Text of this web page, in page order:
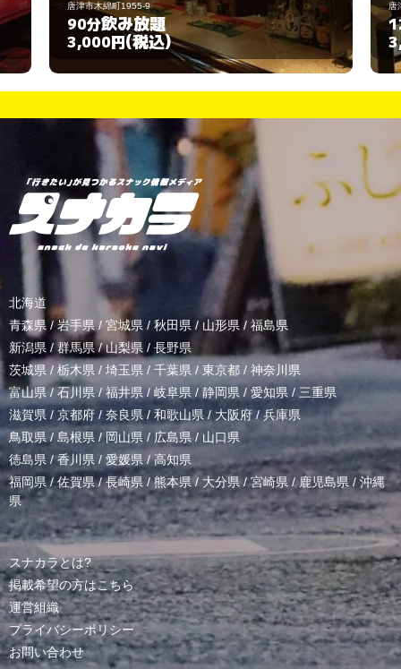
唐津市中町1838-3
120分飲み放題
3,000円(税込)
北海道
青森県 / 岩手県/ 宮城県 / 秋田県 / 山形県/ 福島県
新潟県 /群馬県/山梨県 / 長野県
茨城県 / 栃木県 / 埼玉県 / 千葉県 / 東京都 / 神奈川県
富山県 /石川県/福井県/岐阜県 / 静岡県 / 愛知県 / 三重県
滋賀県 / 京都府 / 奈良県 / 和歌山県/ 大阪府 /兵庫県
鳥取県/ 島根県 /岡山県/ 広島県 / 山口県
徳島県 /香川県 / 愛媛県/高知県
福岡県/佐賀県/長崎県 /熊本県/ 大分県/宮崎県 /鹿児島県 / 沖縄
県
スナカラとは?
掲載希望の方はこちら
運営組織
プライバシーポリシー
お問い合わせ